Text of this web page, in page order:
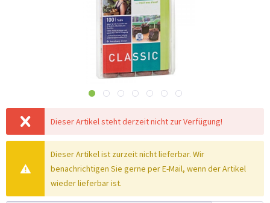
Dieser Artikel steht derzeit nicht zur Verfügung!
Dieser Artikel ist zurzeit nicht lieferbar. Wir
benachrichtigen Sie gerne per E-Mail, wenn der Artikel
wieder lieferbar ist.